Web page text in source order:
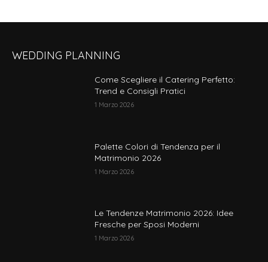
WEDDING PLANNING
Come Scegliere il Catering Perfetto:
Trend e Consigli Pratici
1 Marzo 2026
Palette Colori di Tendenza per il
Matrimonio 2026
1 Marzo 2026
Le Tendenze Matrimonio 2026: Idee
Fresche per Sposi Moderni
1 Marzo 2026